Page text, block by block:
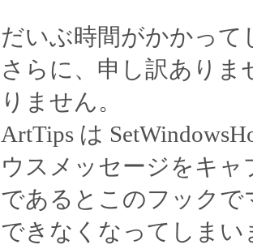
だいぶ時間がかかっ
さらに、申し訳あり
りません。
ArtTips は
ウスメッセージをキ
であるとこのフック
できなくなってしまい